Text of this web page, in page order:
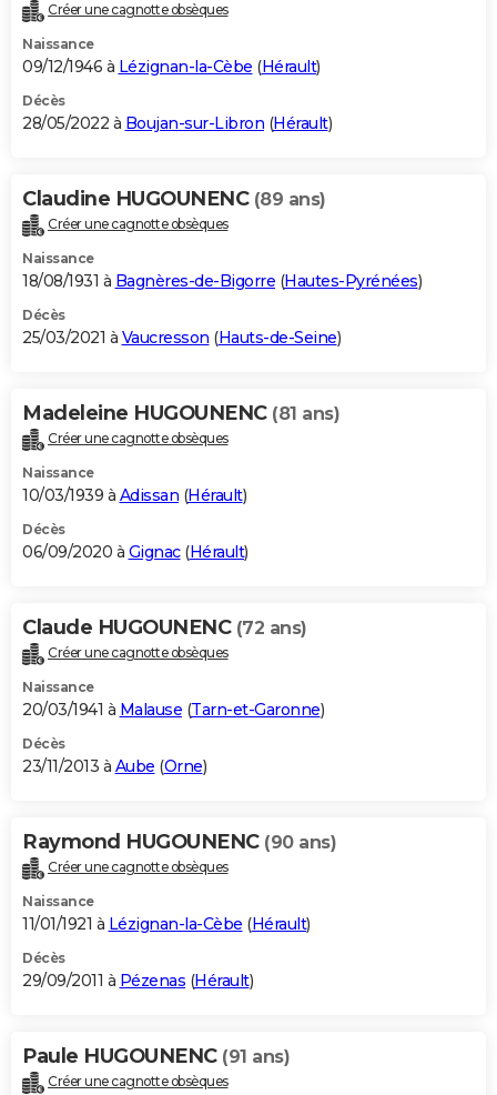
Créer une cagnotte obsèques
Naissance
09/12/1946 à Lézignan-la-Cèbe (Hérault)
Décès
28/05/2022 à Boujan-sur-Libron (Hérault)
Claudine HUGOUNENC (89 ans)
Créer une cagnotte obsèques
Naissance
18/08/1931 à Bagnères-de-Bigorre (Hautes-Pyrénées)
Décès
25/03/2021 à Vaucresson (Hauts-de-Seine)
Madeleine HUGOUNENC (81 ans)
Créer une cagnotte obsèques
Naissance
10/03/1939 à Adissan (Hérault)
Décès
06/09/2020 à Gignac(Hérault)
Claude HUGOUNENC (72 ans)
Créer une cagnotte obsèques
Naissance
20/03/1941 à Malause (Tarn-et-Garonne)
Décès
23/11/2013 à Aube (Orne)
Raymond HUGOUNENC (90 ans)
Créer une cagnotte obsèques
Naissance
11/01/1921 à Lézignan-la-Cèbe (Hérault)
Décès
29/09/2011 à Pézenas (Hérault)
Paule HUGOUNENC (91 ans)
Créer une cagnotte obsèques